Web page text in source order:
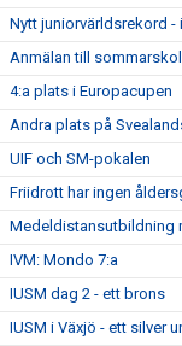
Nytt juniorvärldsrekord -
Anmälan till
4:a plats i Europacupen
Andra plats på
UIF och SM-pokalen
Friidrott har ingen
Medeldistansutbildning
IVM: Mondo 7:a
IUSM dag 2 - ett brons
IUSM i Växjö - ett silver